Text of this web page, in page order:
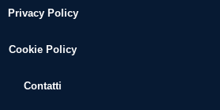
Privacy Policy
Cookie Policy
Contatti